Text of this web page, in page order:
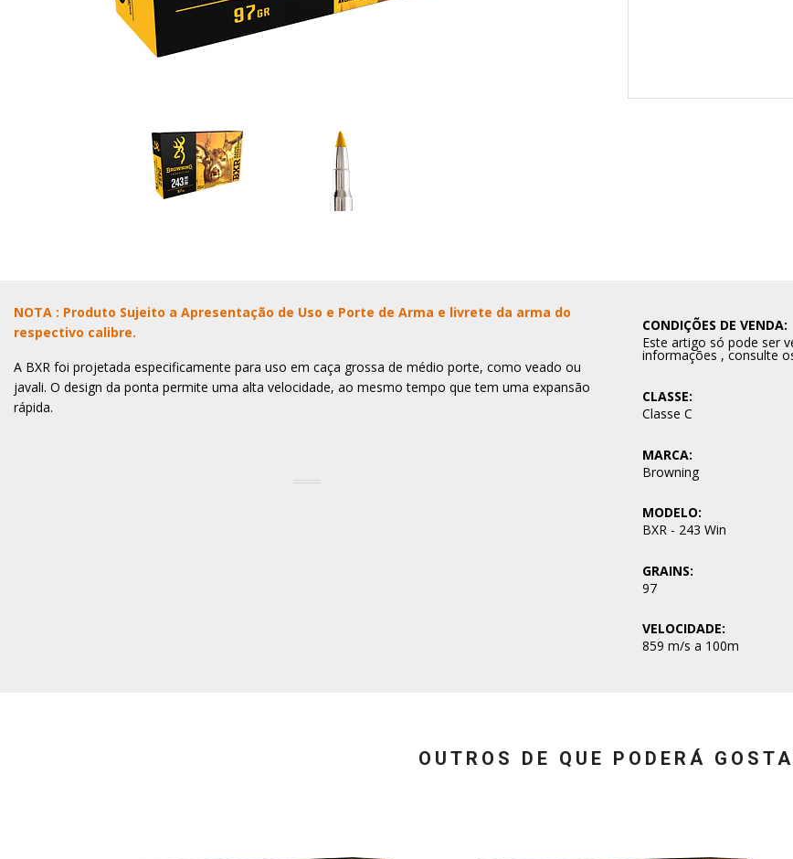
NOTA : Produto Sujeito a Apresentação de Uso e Porte de Arma e livrete da arma do
respectivo calibre.
A BXR foi projetada especificamente para uso em caça grossa de médio porte, como veado ou
javali. O design da ponta permite uma alta velocidade, ao mesmo tempo que tem uma expansão
rápida.
CONDIÇÕES DE VENDA:
Este artigo só pode ser
informações , consulte
CLASSE:
Classe C
MARCA:
Browning
MODELO:
BXR - 243 Win
GRAINS:
97
VELOCIDADE:
859 m/s a 100m
OUTROS DE QUE PODERÁ